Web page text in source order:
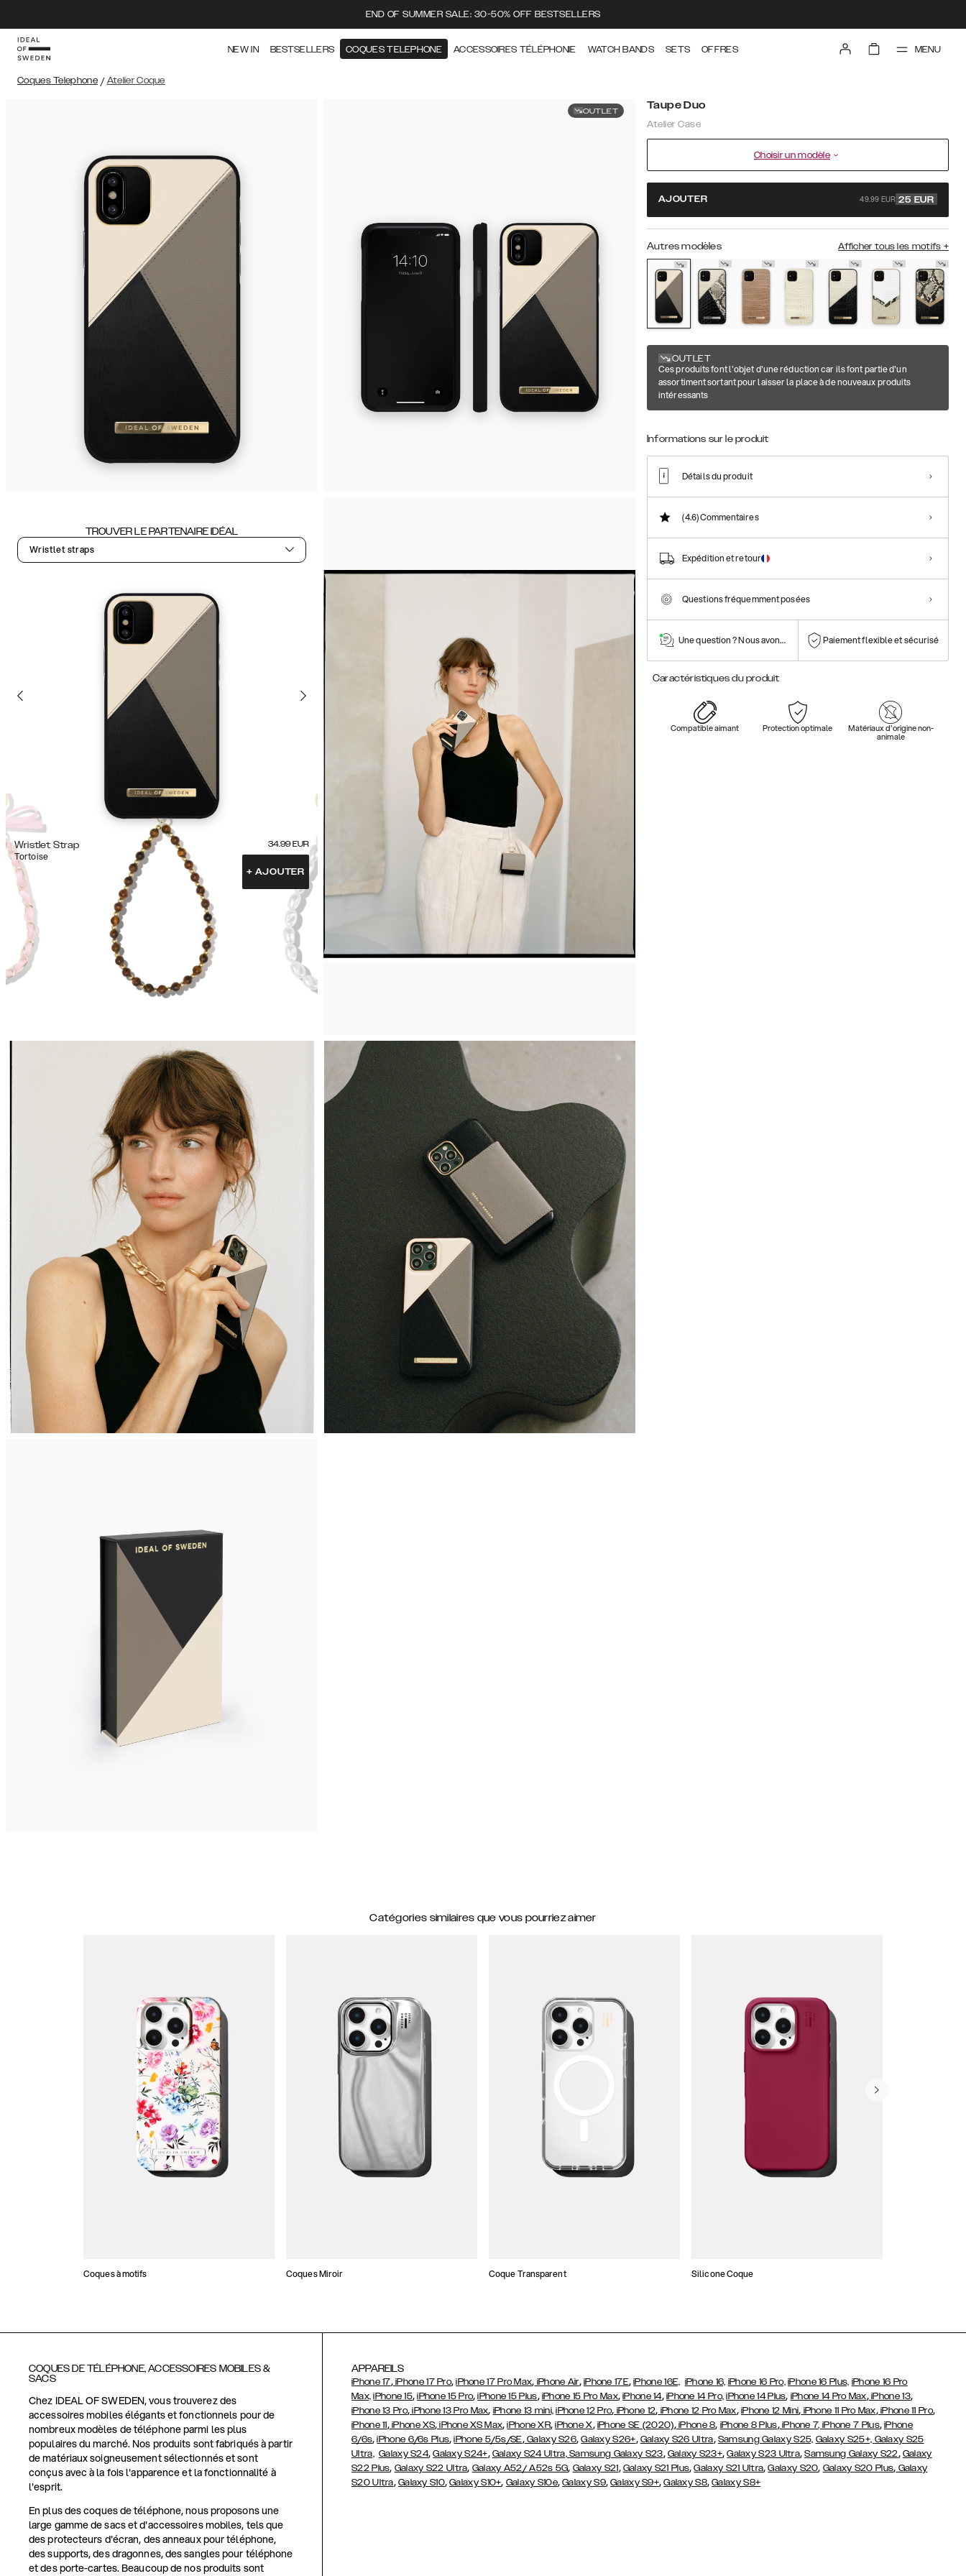
END OF SUMMER SALE: 30-50% OFF BESTSELLERS
NEW IN BESTSELLERS COQUES TELEPHONE ACCESSOIRES TÉLÉPHONIE WATCH BANDS SETS OFFRES MENU
Coques Telephone / Atelier Coque
OUTLET
TROUVER LE PARTENAIRE IDÉAL
Wristlet straps
Wristlet Strap
Tortoise
34.99 EUR
+ AJOUTER
Taupe Duo
Atelier Case
Choisir un modèle
AJOUTER 49.99 EUR 25 EUR
Autres modèles Afficher tous les motifs +
OUTLET
Ces produits font l'objet d'une réduction car ils font partie d'un
assortiment sortant pour laisser la place à de nouveaux produits
intéressants
Informations sur le produit
Détails du produit
(4.6)Commentaires
Expédition et retour
Questions fréquemment posées
Une question ? Nous avons la réponse !Paiement flexible et sécurisé
Caractéristiques du produit
Compatible aimant Protection optimale Matériaux d'origine non-
animale
Catégories similaires que vous pourriez aimer
Coques à motifs Coques Miroir Coque Transparent Silicone Coque
COQUES DE TÉLÉPHONE, ACCESSOIRES MOBILES &
SACS
Chez IDEAL OF SWEDEN, vous trouverez des
accessoires mobiles élégants et fonctionnels pour de
nombreux modèles de téléphone parmi les plus
populaires du marché. Nos produits sont fabriqués à partir
de matériaux soigneusement sélectionnés et sont
conçus avec à la fois l'apparence et la fonctionnalité à
l'esprit.
En plus des coques de téléphone, nous proposons une
large gamme de sacs et d'accessoires mobiles, tels que
des protecteurs d'écran, des anneaux pour téléphone,
des supports, des dragonnes, des sangles pour téléphone
et des porte-cartes. Beaucoup de nos produits sont
APPAREILS
iPhone 17,iPhone 17 Pro,iPhone 17 Pro Max, iPhone Air, iPhone 17E,iPhone 16E, iPhone 16, iPhone 16 Pro, iPhone 16 Plus, iPhone 16 Pro
Max, iPhone 15,iPhone 15 Pro,iPhone 15 Plus, iPhone 15 Pro Max,iPhone 14, iPhone 14 Pro, iPhone 14 Plus, iPhone 14 Pro Max,iPhone 13,
iPhone 13 Pro, iPhone 13 Pro Max, iPhone 13 mini, iPhone 12 Pro, iPhone 12, iPhone 12 Pro Max, iPhone 12 Mini, iPhone 11 Pro Max,iPhone 11 Pro,
iPhone 11,iPhone XS,iPhone XS Max,iPhone XR,iPhone X, iPhone SE (2020),iPhone 8, iPhone 8 Plus,iPhone 7, iPhone 7 Plus,iPhone
6/6s,iPhone 6/6s Plus,iPhone 5/5s/SE,Galaxy S26,Galaxy S26+, Galaxy S26 Ultra, Samsung Galaxy S25, Galaxy S25+, Galaxy S25
Ultra, Galaxy S24,Galaxy S24+, Galaxy S24 Ultra,Samsung Galaxy S23, Galaxy S23+,Galaxy S23 Ultra,Samsung Galaxy S22, Galaxy
S22 Plus, Galaxy S22 Ultra, Galaxy A52/ A52s 5G, Galaxy S21, Galaxy S21 Plus,Galaxy S21 Ultra,Galaxy S20, Galaxy S20 Plus, Galaxy
S20 Ultra, Galaxy S10,Galaxy S10+, Galaxy S10e,Galaxy S9,Galaxy S9+,Galaxy S8,Galaxy S8+